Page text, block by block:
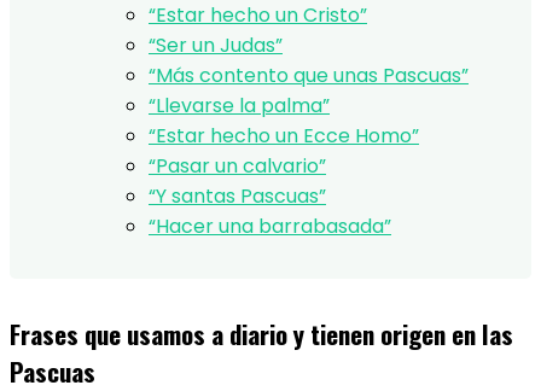
“Estar hecho un Cristo”
“Ser un Judas”
“Más contento que unas Pascuas”
“Llevarse la palma”
“Estar hecho un Ecce Homo”
“Pasar un calvario”
“Y santas Pascuas”
“Hacer una barrabasada”
Frases que usamos a diario y tienen origen en las
Pascuas